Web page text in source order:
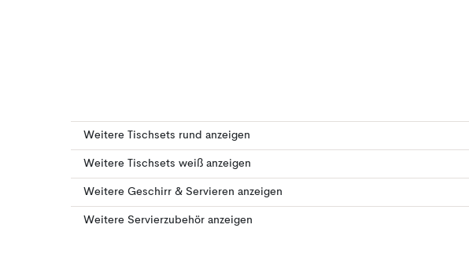
Weitere Tischsets rund anzeigen
Weitere Tischsets weiß anzeigen
Weitere Geschirr & Servieren anzeigen
Weitere Servierzubehör anzeigen